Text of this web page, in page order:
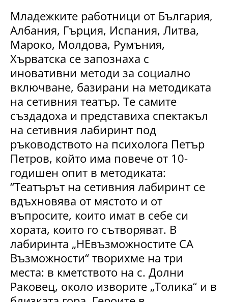
Младежките работници от България,
Албания, Гърция, Испания, Литва,
Мароко, Молдова, Румъния,
Хърватска се запознаха с
иновативни методи за социално
включване, базирани на методиката
на сетивния театър. Те самите
създадоха и представиха спектакъл
на сетивния лабиринт под
ръководството на психолога Петър
Петров, който има повече от 10-
годишен опит в методиката:
“Театърът на сетивния лабиринт се
вдъхновява от мястото и от
въпросите, които имат в себе си
хората, които го сътворяват. В
лабиринта „НЕвъзможностите СА
Възможности“ творихме на три
места: в кметството на с. Долни
Раковец, около изворите „Толика“ и в